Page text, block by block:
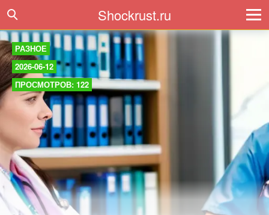
Shockrust.ru
РАЗНОЕ
2026-06-12
ПРОСМОТРОВ: 122